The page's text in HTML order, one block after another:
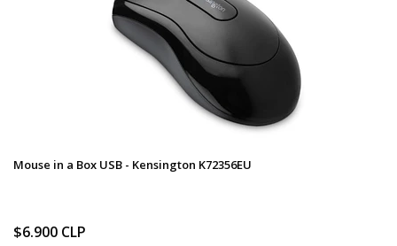
Mouse in a Box USB - Kensington K72356EU
$6.900 CLP